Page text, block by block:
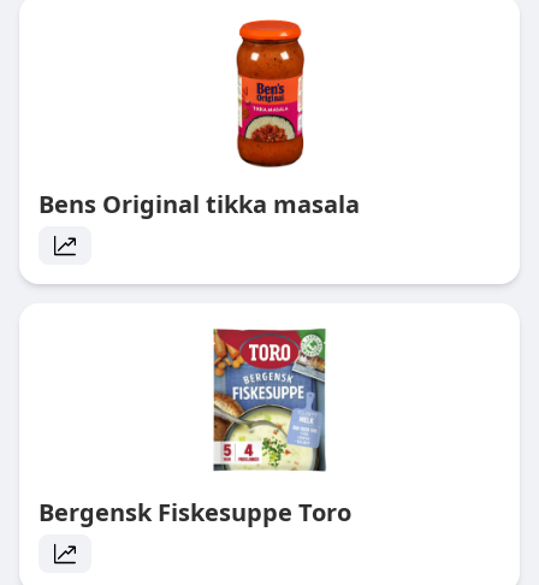
Bens Original tikka masala
Bergensk Fiskesuppe Toro